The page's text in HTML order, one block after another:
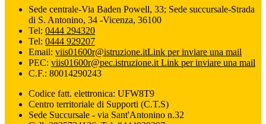
Sede centrale-Via Baden Powell, 33; Sede succursale-Strada
di S. Antonino, 34 -Vicenza, 36100
Tel: 0444 294320
Tel: 0444 929207
Email: viis01600r@istruzione.itLink per inviare una mail
PEC: viis01600r@pec.istruzione.it Link per inviare una mail
C.F.: 80014290243
Codice fatt. elettronica: UFW8T9
Centro territoriale di Supporti (C.T.S)
Sede Succursale - via Sant'Antonino n.32